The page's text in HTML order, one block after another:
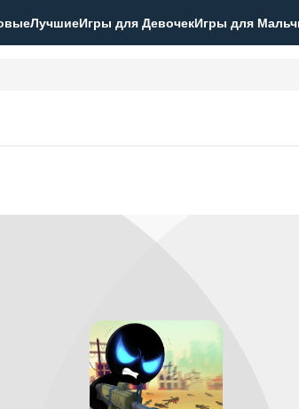
ЛучшиеИгры для ДевочекИгры для